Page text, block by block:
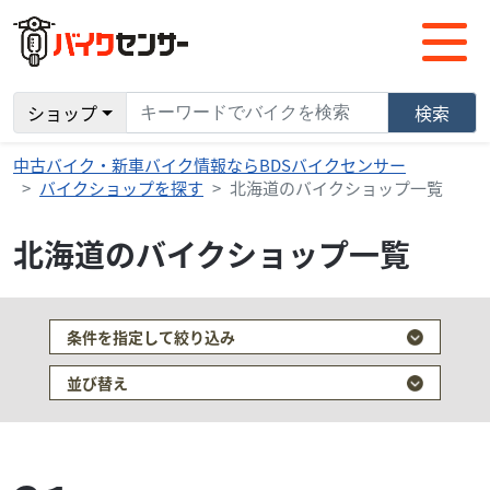
ショップ 検索
中古バイク・新車バイク情報ならBDSバイクセンサー
バイクショップを探す
北海道のバイクショップ一覧
北海道のバイクショップ一覧
条件を指定して絞り込み
並び替え